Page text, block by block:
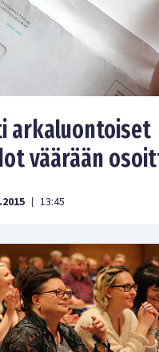
arkaluontoiset
väärään
| 13:45